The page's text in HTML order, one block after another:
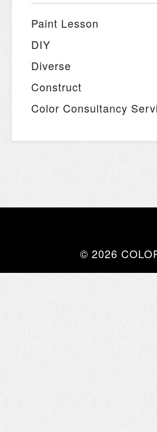
Paint Lesson
DIY
Diverse
Construct
Color Consultancy
© 2026